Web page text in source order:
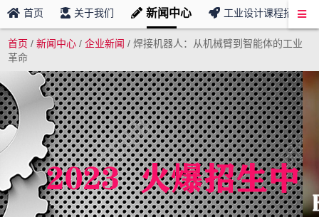
首页 关于我们 新闻中心 工业设计课程招募
首页 /新闻中心 /企业新闻 /焊接机器人：从机械臂到智能体的工业
革命